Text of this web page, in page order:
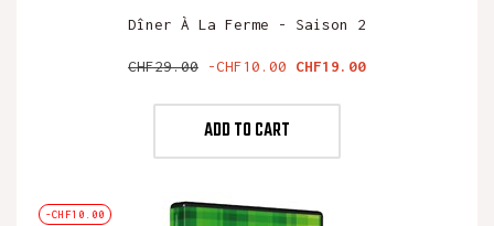
Dîner À La Ferme - Saison 2
Regular
CHF29.00 -CHF10.00 Price
CHF19.00
ADD TO CART
-CHF10.00